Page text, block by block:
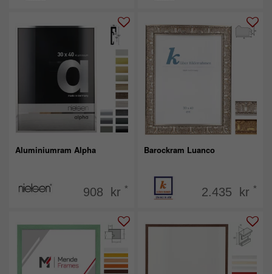
Aluminiumram Alpha
908 kr *
Barockram Luanco
2.435 kr *